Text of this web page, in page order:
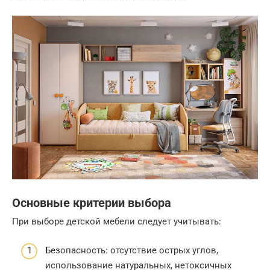
Основные критерии выбора
При выборе детской мебели следует учитывать:
Безопасность: отсутствие острых углов,
использование натуральных, нетоксичных